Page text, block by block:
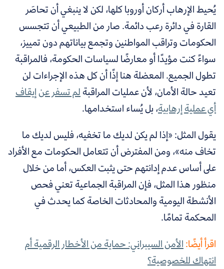
يُحيط الإرهاب أركان أوروبا كلها، لكن لا ينبغي أن تحاصَر
القارة في دائرة رعب دائمة. صار من الطبيعي أن تتجسس
الحكومات وتراقب المواطنين وتجمع بياناتهم دون تمييز،
سواءً كنت مؤيدًا أو معارضًا لسياسات الحكومة، فالمراقبة
تطول الجميع. المعضلة هنا إذًا أن كل هذه الإجراءات لن
تعيد حالة الأمان، لأن عمليات المراقبةلم تسفر عن إيقاف
أي عملية إرهابية، بل يُساء استخدامها.
يقول المثل: «إذا لم يكن لديك ما تخفيه، فليس لديك ما
تخاف منه»، ومن المفترض أن تتعامل الحكومات مع الأفراد
على أساس عدم إدانتهم حتى يثبت العكس، أما من خلال
منظور هذا المثل، فإن المراقبة الجماعية تعني فحص
الأنشطة اليومية والمحادثات الخاصة كما يحدث في
المحكمة تمامًا.
اقرأ أيضًا:الأمن السيبراني: حماية من الأخطار الرقمية أم
انتهاك للخصوصية؟